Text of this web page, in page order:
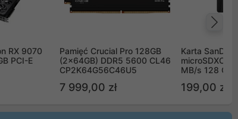
RX 9070
PCI-E
Pamięć Crucial Pro 128GB
(2x64GB) DDR5 5600 CL46
CP2K64G56C46U5
7 999,00 zł
Karta
microSDXC
MB/s 128 GB
199,00 zł